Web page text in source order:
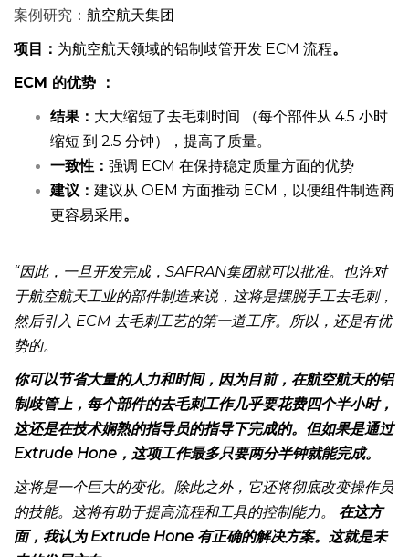
案例研究：
航空航天集团
项目：为航空航天领域的铝制歧管开发 ECM 流程
ECM 的优势 ：
结果：大大缩短了去毛刺时间 （每个部件从 4.5 小时
缩短 到 2.5 分钟），提高了质量。
一致性：强调 ECM 在保持稳定质量方面的优势
建议：建议从 OEM 方面推动 ECM，以便组件制造商
“因此，一旦开发完成，SAFRAN集团就可以批准。也许对
于航空航天工业的部件制造来说，这将是摆脱手工去毛刺，
然后引入 ECM 去毛刺工艺的第一道工序。所以，还是有优
势的。
你可以节省大量的人力和时间，因为目前，在航空航天的铝
制歧管上，每个部件的去毛刺工作几乎要花费四个半小时，
这还是在技术娴熟的指导员的指导下完成的。但如果是通过
Extrude Hone，这项工作最多只要两分半钟就能完成。
这将是一个巨大的变化。除此之外，它还将彻底改变操作员
的技能。这将有助于提高流程和工具的控制能力。在这方